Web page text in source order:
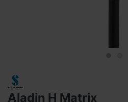
Aladin H Matrix